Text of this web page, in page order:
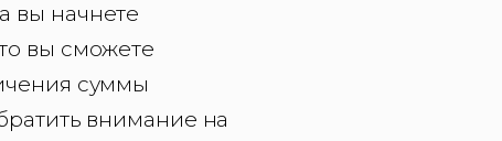
вы начнете
вы сможете
суммы
внимание на